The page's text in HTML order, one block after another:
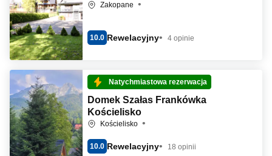
Zakopane
10.0 Rewelacyjny 4 opinie
Natychmiastowa rezerwacja
Domek Szałas Frankówka
Kościelisko
Kościelisko
10.0 Rewelacyjny 18 opinii